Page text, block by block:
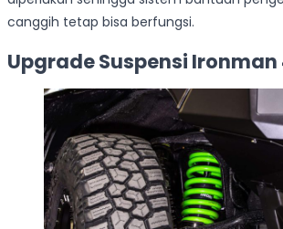
canggih tetap bisa berfungsi.
Upgrade Suspensi Ironman